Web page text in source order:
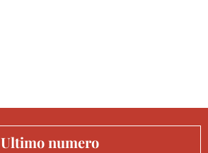
Ultimo numero